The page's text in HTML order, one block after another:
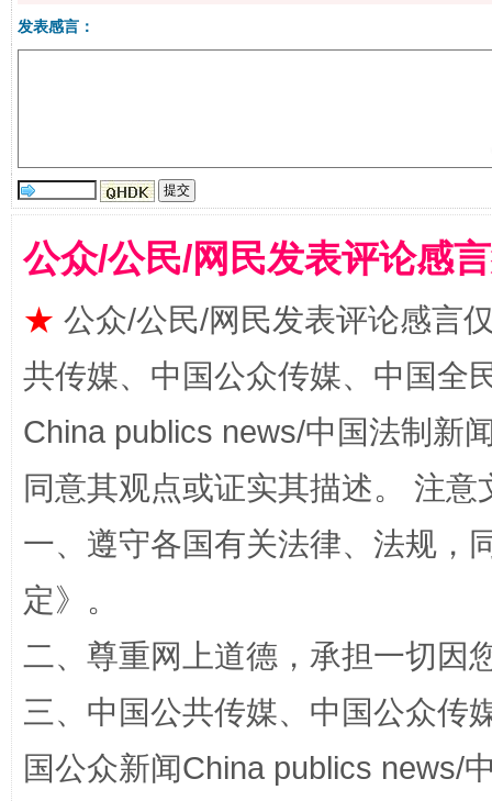
揭批美国五大"原罪" "炒
解纷+调解+退费，一次搞定
发表感言：
公众/公民/网民发表评论感
★ 公众/公民/网民发表评论感言
共传媒、中国公众传媒、中国全
China publics news/中国法制新
同意其观点或证实其描述。 注
一、遵守各国有关法律、法规，
定》。
二、尊重网上道德，承担一切因
三、中国公共传媒、中国公众传
国公众新闻China publics news/